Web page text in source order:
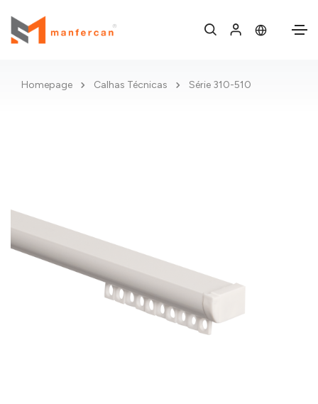
Homepage Calhas Técnicas Série 310-510